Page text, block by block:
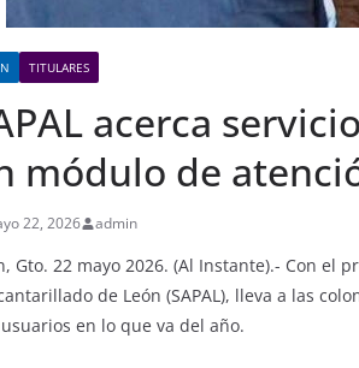
TITULARES
acerca
módulo de
22, 2026 admin
Gto. 22 mayo 2026. (Al Instante).- Con el
de León (SAPAL), lleva a las
en lo que va del año.